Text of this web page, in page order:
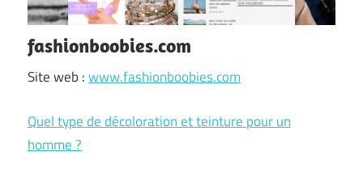
fashionboobies.com
Site web :www.fashionboobies.com
Quel type de décoloration et teinture pour un
homme ?